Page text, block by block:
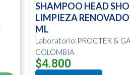
SHAMPOO HEAD
LIMPIEZA
ML
Laboratorio:PROCTER &
COLOMBIA
$4.800